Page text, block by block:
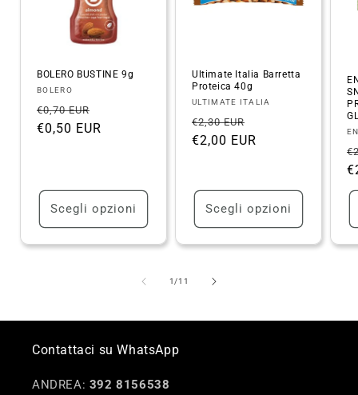
BOLERO BUSTINE 9g
Fornitore:
BOLERO
Prezzo
di
€0,70 EUR
scontato
€0,50 EUR
Scegli opzioni
Ultimate Italia Barretta
Proteica 40g
Fornitore:
ULTIMATE ITALIA
Prezzo
di
€2,30 EUR
scontato
€2,00 EUR
Scegli opzioni
di
1/su
11
Contattaci su WhatsApp
ANDREA: 392 8156538